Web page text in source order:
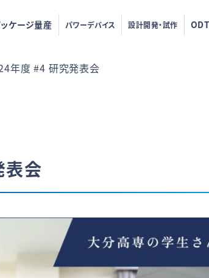
ケージ量産 パワーデバイス 設計開発・試作
年度 #4 研究発表会
会